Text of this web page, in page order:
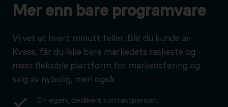
Mer enn bare programvare
Vi vet at hvert minutt teller. Blir du kunde av
Kvass, får du ikke bare markedets raskeste og
mest fleksible plattform for markedsføring og
salg av nybolig, men også:
En egen, dedikert kontaktperson.